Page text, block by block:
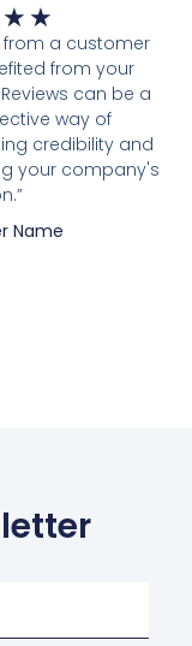
★ ★
5
van
5
from a customer
from your
can be a
way of
credibility and
your company's
Name